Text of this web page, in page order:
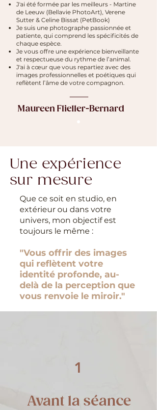
J'ai été formée par les meilleurs - Martine
de Leeuw (Bellavie PhotoArt), Verene
Sutter & Celine Bissat (PetBook)​
Je suis une photographe passionnée et
patiente, qui comprend les spécificités de
chaque espèce.
Je vous offre une expérience bienveillante
et respectueuse du rythme de l’animal.
J'ai à cœur que vous repartiez avec des
images professionnelles et poétiques qui
reflètent l’âme de votre compagnon.
Maureen Flieller-Bernard
Une expérience
sur mesure
Que ce soit en studio, en
extérieur ou dans votre
univers, mon objectif est
toujours le même :
"Vous offrir des images
qui reflètent votre
identité profonde, au-
delà de la perception que
vous renvoie le miroir."
1
Avant la séance